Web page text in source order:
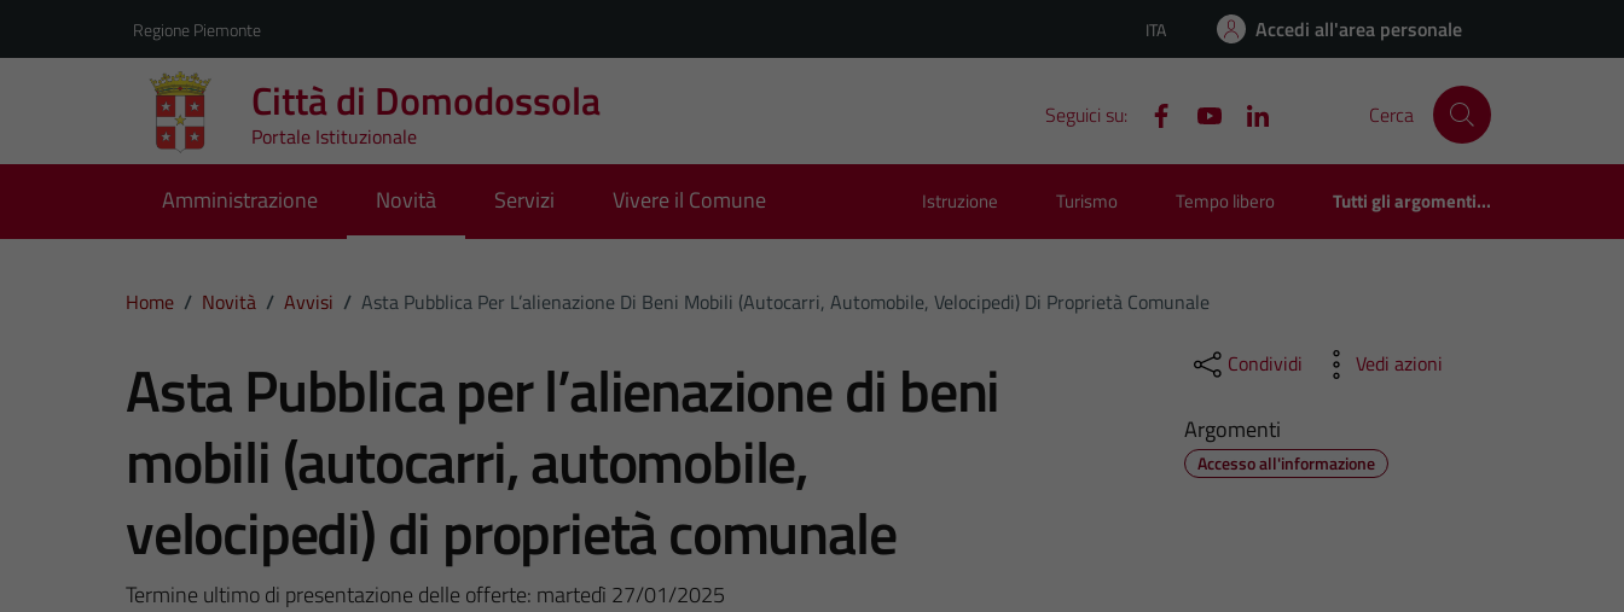
Regione Piemonte Lingua attiva:
ITA Accedi all'area personale
Città di Domodossola
Portale Istituzionale
Seguici su: Cerca
Amministrazione Novità Servizi Vivere il Comune Istruzione Turismo Tempo libero Tutti gli argomenti...
Home / Novità / Avvisi / Asta Pubblica Per L’alienazione Di Beni Mobili (autocarri, Automobile, Velocipedi) Di Proprietà Comunale
Asta Pubblica per l’alienazione di beni
mobili (autocarri, automobile,
velocipedi) di proprietà comunale
Termine ultimo di presentazione delle offerte: martedì 27/01/2025
Condividi Vedi azioni
Argomenti
Accesso all'informazione